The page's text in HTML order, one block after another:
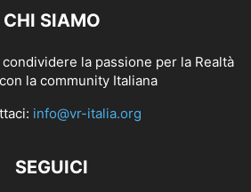
CHI SIAMO
la passione per la Realtà
la community Italiana
info@vr-italia.org
SEGUICI